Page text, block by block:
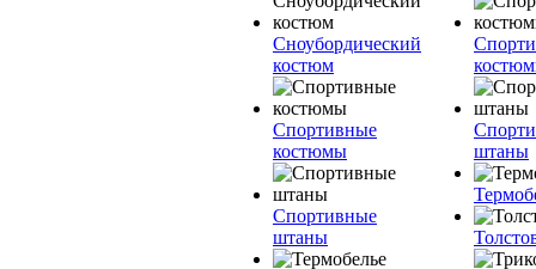
Сноубордический
костюм
Спортивные
костюмы
Спортивные
штаны
штаны